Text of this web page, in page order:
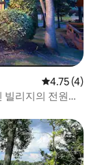
평점 4.75점
4.75 (4)
리지의 전원주